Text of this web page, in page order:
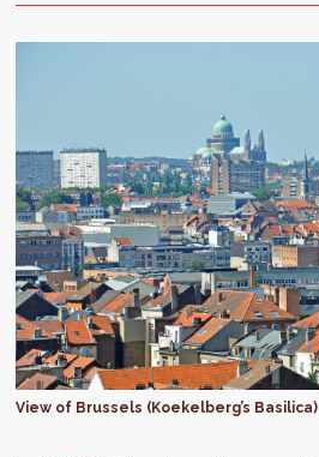
View of Brussels (Koekelberg’s Basilica)